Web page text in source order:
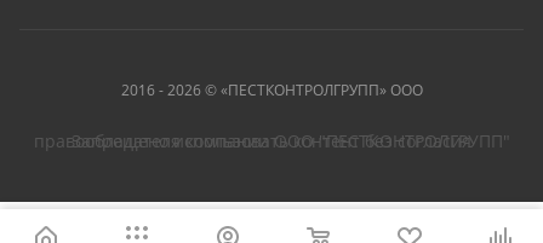
2016 - 2026 © «ПЕСТКОНТРОЛГРУПП» ООО
Запрещено использовать контент без согласия правообладателя компании ООО "ПЕСТКОНТРОЛГРУПП"